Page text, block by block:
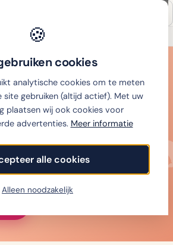
🍪
cookies
analytische cookies om te meten
site gebruiken (altijd actief). Met uw
plaatsen wij ook cookies voor
advertenties. Meer informatie
alle cookies
Alleen noodzakelijk
Thuiswinkel partner
&Bali
op prijs, data en netwerk